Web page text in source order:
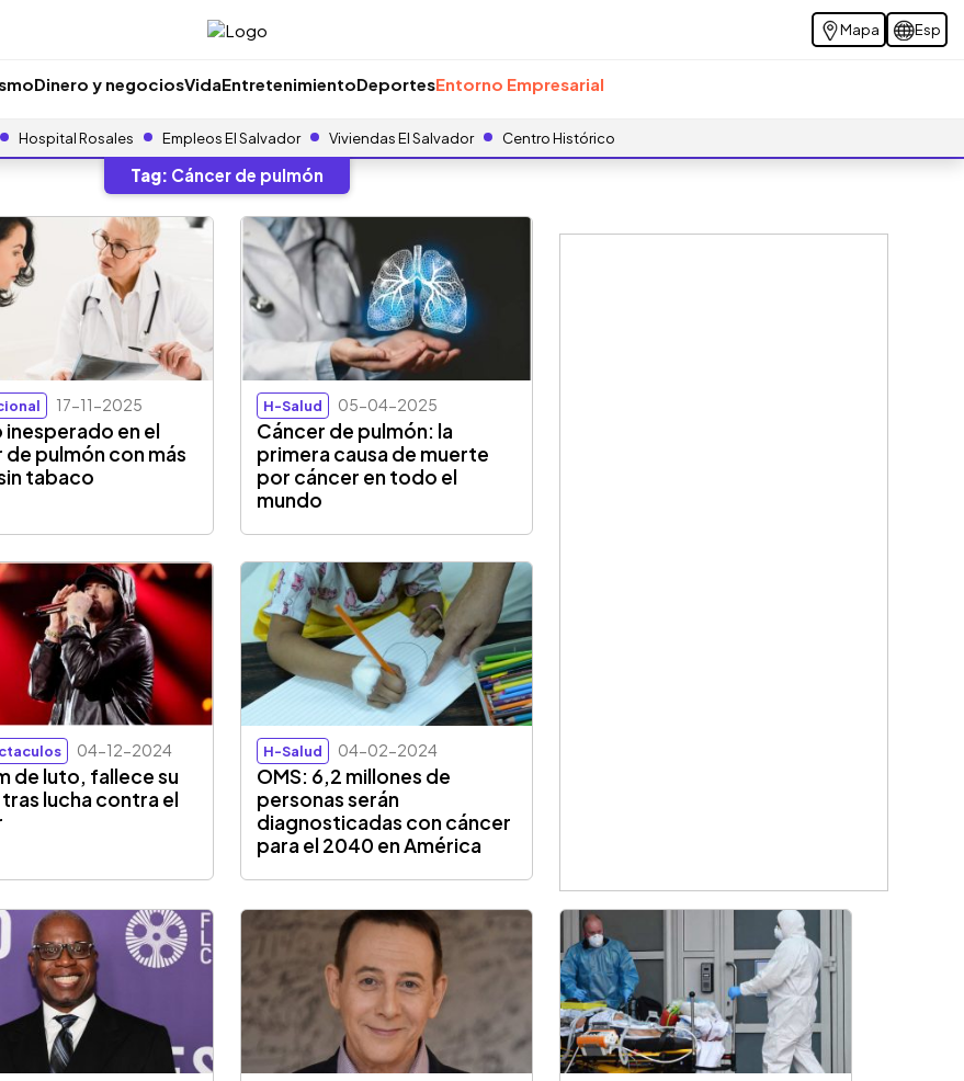
Mapa Esp
Dinero y negociosVidaEntretenimientoDeportesEntorno Empresarial
Hospital Rosales Empleos El Salvador Viviendas El Salvador Centro Histórico
Tag: Cáncer de pulmón
17-11-2025
inesperado en el
de pulmón con más
tabaco
H-Salud 05-04-2025
Cáncer de pulmón: la
primera causa de muerte
por cáncer en todo el
mundo
04-12-2024
de luto, fallece su
lucha contra el
H-Salud 04-02-2024
OMS: 6,2 millones de
personas serán
diagnosticadas con cáncer
para el 2040 en América